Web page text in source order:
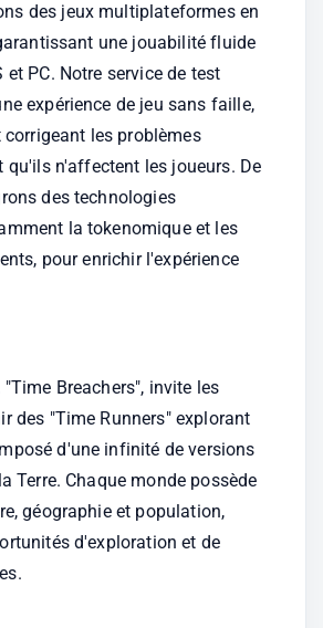
des jeux multiplateformes en
une jouabilité fluide
et PC. Notre service de test
expérience de jeu sans faille,
les problèmes
qu'ils n'affectent les joueurs. De
des technologies
la tokenomique et les
pour enrichir l'expérience
"Time Breachers", invite les
des "Time Runners" explorant
d'une infinité de versions
Terre. Chaque monde possède
géographie et population,
d'exploration et de